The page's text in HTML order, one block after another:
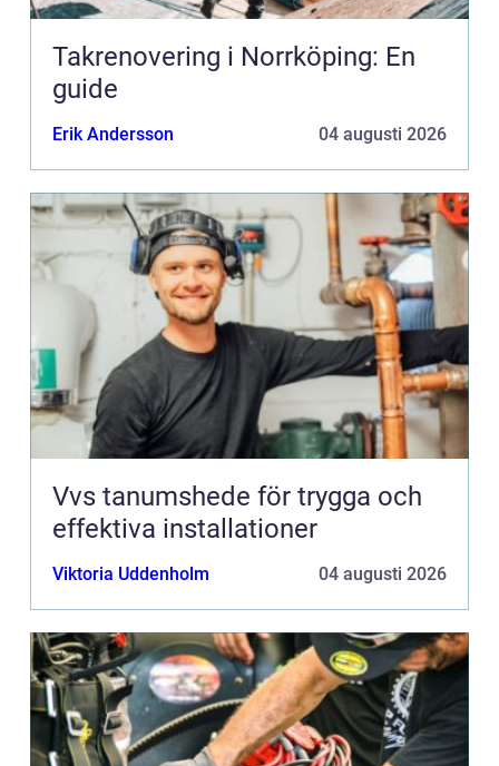
Takrenovering i Norrköping: En
guide
Erik Andersson 04 augusti 2026
Vvs tanumshede för trygga och
effektiva installationer
Viktoria Uddenholm 04 augusti 2026